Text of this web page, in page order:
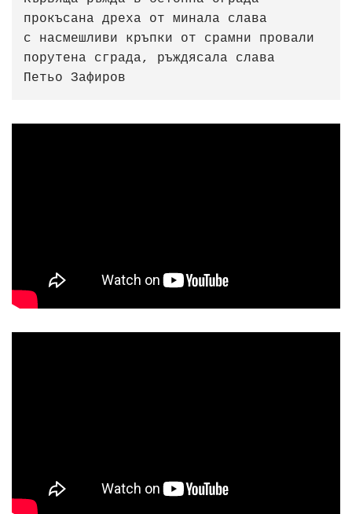
прокъсана дреха от минала слава
с насмешливи кръпки от срамни провали
порутена сграда, ръждясала слава
Петьо Зафиров